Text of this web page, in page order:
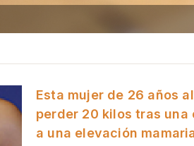
Esta mujer de 26 años
perder 20 kilos tras
a una elevación